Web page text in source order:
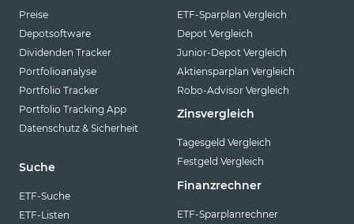
Preise
Depotsoftware
Dividenden Tracker
Portfolioanalyse
Portfolio Tracker
Portfolio Tracking App
Datenschutz & Sicherheit
Suche
ETF-Suche
ETF-Listen
ETF-Sparplan Vergleich
Depot Vergleich
Junior-Depot Vergleich
Aktiensparplan Vergleich
Robo-Advisor Vergleich
Zinsvergleich
Tagesgeld Vergleich
Festgeld Vergleich
Finanzrechner
ETF-Sparplanrechner